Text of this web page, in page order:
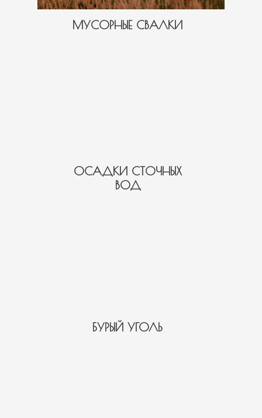
МУСОРНЫЕ СВАЛКИ
ОСАДКИ СТОЧНЫХ
ВОД
БУРЫЙ УГОЛЬ